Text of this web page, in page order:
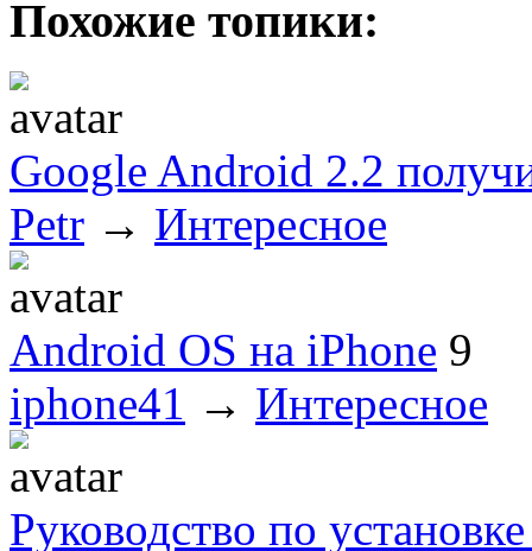
Похожие топики:
Google Android 2.2
Petr → Интересное
Android OS на iPhone 9
iphone41 → Интересное
Pуководство по